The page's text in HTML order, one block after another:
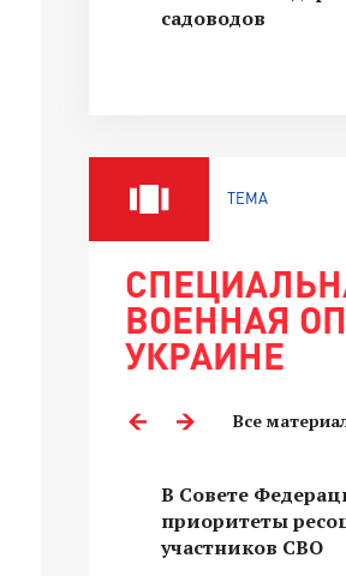
садоводов
ТЕМА
ВОЕННАЯ
УКРАИНЕ
Все
В Совете
приоритеты
участников СВО